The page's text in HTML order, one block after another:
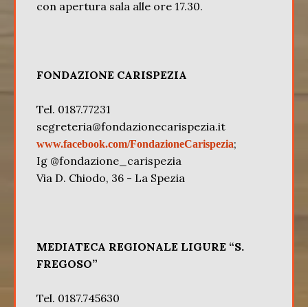
con apertura sala alle ore 17.30.
FONDAZIONE CARISPEZIA
Tel. 0187.77231
segreteria@fondazionecarispezia.it
www.facebook.com/FondazioneCarispezia;
Ig @fondazione_carispezia
Via D. Chiodo, 36 - La Spezia
MEDIATECA REGIONALE LIGURE “S.
FREGOSO”
Tel. 0187.745630